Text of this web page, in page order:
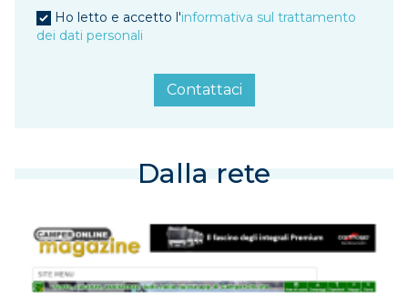
Ho letto e accetto l'informativa sul trattamento
dei dati personali
Contattaci
Dalla rete